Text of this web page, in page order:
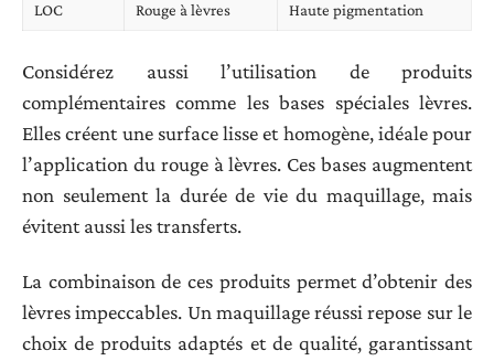
LOC Rouge à lèvres Haute pigmentation
Considérez aussi l’utilisation de produits
complémentaires comme les bases spéciales lèvres.
Elles créent une surface lisse et homogène, idéale pour
l’application du rouge à lèvres. Ces bases augmentent
non seulement la durée de vie du maquillage, mais
évitent aussi les transferts.
La combinaison de ces produits permet d’obtenir des
lèvres impeccables. Un maquillage réussi repose sur le
choix de produits adaptés et de qualité, garantissant